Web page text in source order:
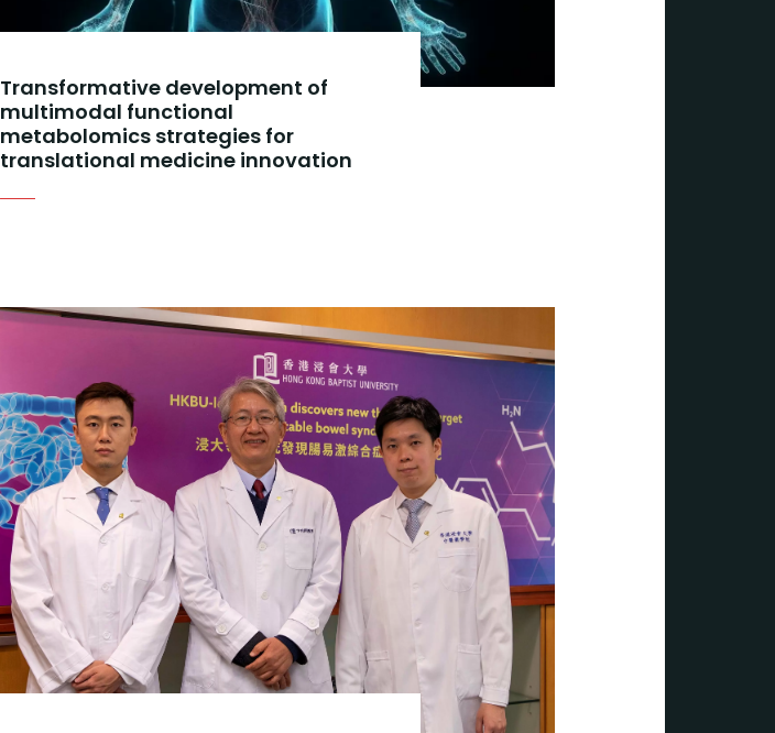
Transformative development of
multimodal functional
metabolomics strategies for
translational medicine innovation